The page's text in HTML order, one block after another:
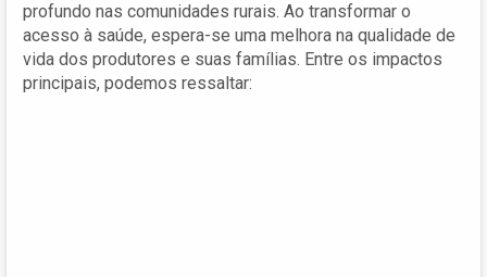
profundo nas comunidades rurais. Ao transformar o
acesso à saúde, espera-se uma melhora na qualidade de
vida dos produtores e suas famílias. Entre os impactos
principais, podemos ressaltar: